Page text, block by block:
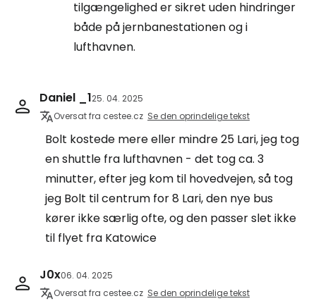
tilgængelighed er sikret uden hindringer
både på jernbanestationen og i
lufthavnen.
Daniel _125. 04. 2025
Oversat fra cestee.cz Se den oprindelige tekst
Bolt kostede mere eller mindre 25 Lari, jeg tog
en shuttle fra lufthavnen - det tog ca. 3
minutter, efter jeg kom til hovedvejen, så tog
jeg Bolt til centrum for 8 Lari, den nye bus
kører ikke særlig ofte, og den passer slet ikke
til flyet fra Katowice
J0x06. 04. 2025
Oversat fra cestee.cz Se den oprindelige tekst